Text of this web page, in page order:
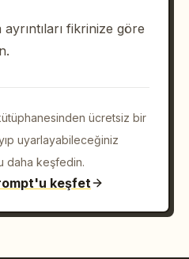
fikrinize göre
ücretsiz bir
uyarlayabileceğiniz
daha keşfedin.
keşfet